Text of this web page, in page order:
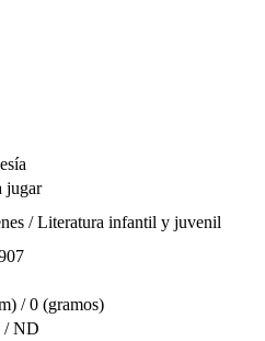
jugar
/ Literatura infantil y juvenil
/ 0 (gramos)
/ ND